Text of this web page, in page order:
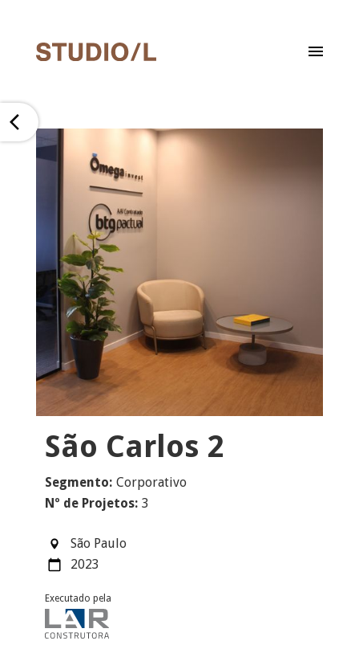
São Carlos 2
Segmento: Corporativo
Nº de Projetos: 3
São Paulo
2023
Executado pela